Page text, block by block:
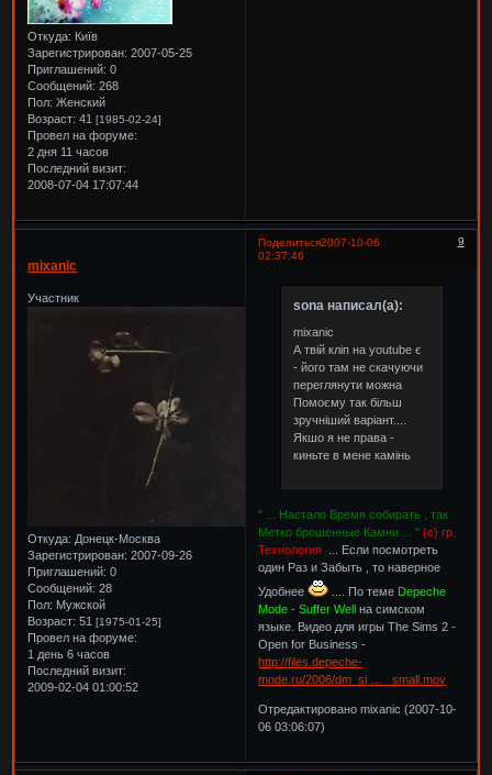
Откуда: Київ
Зарегистрирован: 2007-05-25
Приглашений: 0
Сообщений: 268
Пол: Женский
Возраст: 41[1985-02-24]
Провел на форуме:
2 дня 11 часов
Последний визит:
2008-07-04 17:07:44
Поделиться 9
2007-10-06
02:37:46
mixanic
Участник
Откуда: Донецк-Москва
Зарегистрирован: 2007-09-26
Приглашений: 0
Сообщений: 28
Пол: Мужской
Возраст: 51[1975-01-25]
Провел на форуме:
1 день 6 часов
Последний визит:
2009-02-04 01:00:52
sona написал(а):
mixanic
А твій кліп на youtube є
- його там не скачуючи
переглянути можна
Помоєму так більш
зручніший варіант....
Якшо я не права -
киньте в мене камінь
" ... Настало Время собирать , так
Метко брошенные Камни ... " (с) гр.
Технология ... Если посмотреть
один Раз и Забыть , то наверное
Удобнее
.... По теме Depeche
Mode - Suffer Well на симском
языке. Видео для игры The Sims 2 -
Open for Business -
http://files.depeche-
mode.ru/2006/dm_si … _small.mov
Отредактировано mixanic (2007-10-
06 03:06:07)